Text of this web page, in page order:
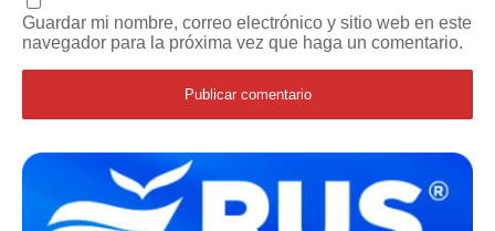
Guardar mi nombre, correo electrónico y sitio web en este
navegador para la próxima vez que haga un comentario.